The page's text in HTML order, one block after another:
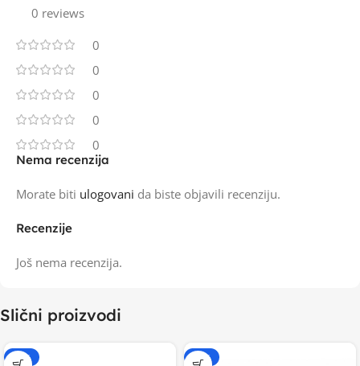
0 reviews
0
0
0
0
0
Recenzije
Još nema recenzija.
Nema recenzija
Morate biti ulogovani da biste objavili recenziju.
Slični proizvodi
-20% -20%